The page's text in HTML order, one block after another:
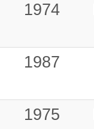
1974
1987
1975